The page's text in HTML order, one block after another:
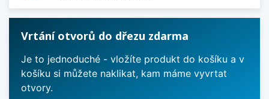
Vrtání otvorů do dřezu zdarma
Je to jednoduché - vložíte produkt do košíku a v
košíku si můžete naklikat, kam máme vyvrtat
otvory.